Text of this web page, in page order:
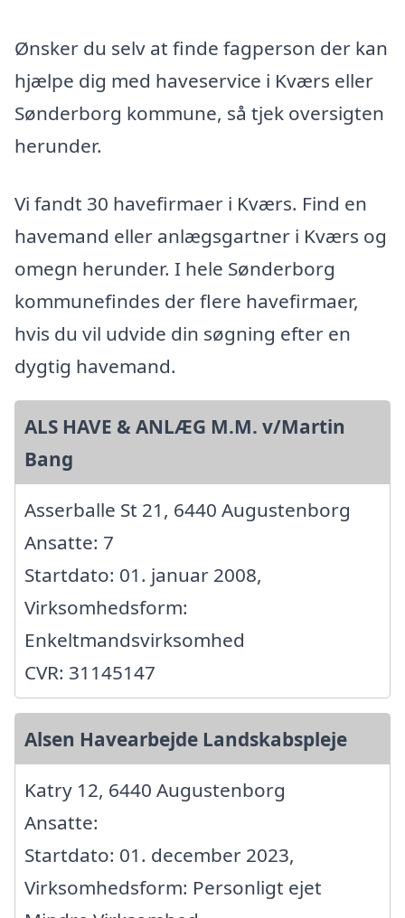
Ønsker du selv at finde fagperson der kan
hjælpe dig med haveservice i Kværs eller
Sønderborg kommune, så tjek oversigten
herunder.
Vi fandt 30 havefirmaer i Kværs. Find en
havemand eller anlægsgartner i Kværs og
omegn herunder. I hele Sønderborg
kommunefindes der flere havefirmaer,
hvis du vil udvide din søgning efter en
dygtig havemand.
ALS HAVE & ANLÆG M.M. v/Martin
Bang
Asserballe St 21, 6440 Augustenborg
Ansatte: 7
Startdato: 01. januar 2008,
Virksomhedsform:
Enkeltmandsvirksomhed
CVR: 31145147
Alsen Havearbejde Landskabspleje
Katry 12, 6440 Augustenborg
Ansatte:
Startdato: 01. december 2023,
Virksomhedsform: Personligt ejet